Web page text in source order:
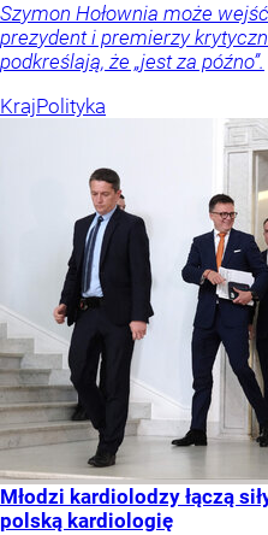
Szymon Hołownia może
prezydent i premierzy
podkreślają, że „jest za późno”.
KrajPolityka
Młodzi kardiolodzy łączą
polską kardiologię